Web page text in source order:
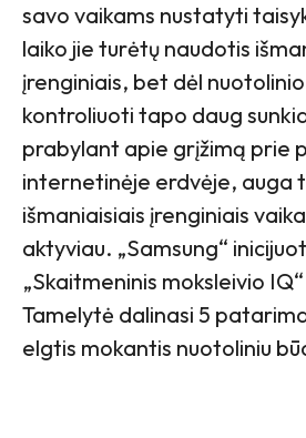
savo vaikams nustatyti
laiko jie turėtų naudotis
įrenginiais, bet dėl
kontroliuoti tapo daug
prabylant apie grįžimą prie
internetinėje erdvėje, auga
išmaniaisiais įrenginiais
aktyviau. „Samsung“
„Skaitmeninis moksleivio
Tamelytė dalinasi 5
elgtis mokantis nuotoliniu